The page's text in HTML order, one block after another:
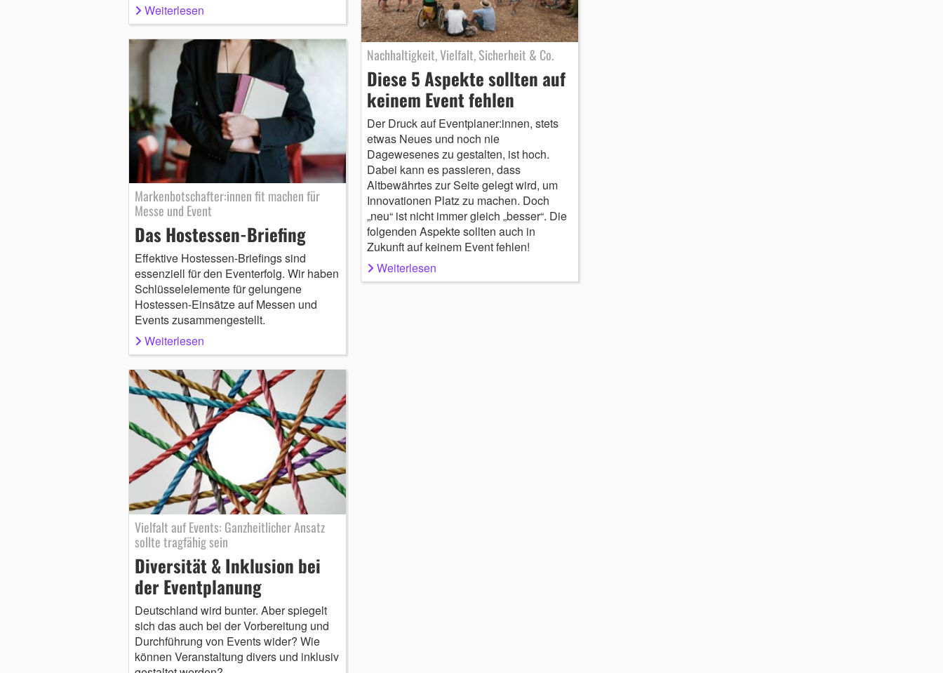
Weiterlesen
Markenbotschafter:innen fit machen für
Messe und Event
Das Hostessen-Briefing
Effektive Hostessen-Briefings sind
essenziell für den Eventerfolg. Wir haben
Schlüsselelemente für gelungene
Hostessen-Einsätze auf Messen und
Events zusammengestellt.
Weiterlesen
Nachhaltigkeit, Vielfalt, Sicherheit & Co.
Diese 5 Aspekte sollten auf
keinem Event fehlen
Der Druck auf Eventplaner:innen, stets
etwas Neues und noch nie
Dagewesenes zu gestalten, ist hoch.
Dabei kann es passieren, dass
Altbewährtes zur Seite gelegt wird, um
Innovationen Platz zu machen. Doch
„neu“ ist nicht immer gleich „besser“. Die
folgenden Aspekte sollten auch in
Zukunft auf keinem Event fehlen!
Weiterlesen
Vielfalt auf Events: Ganzheitlicher Ansatz
sollte tragfähig sein
Diversität & Inklusion bei
der Eventplanung
Deutschland wird bunter. Aber spiegelt
sich das auch bei der Vorbereitung und
Durchführung von Events wider? Wie
können Veranstaltung divers und inklusiv